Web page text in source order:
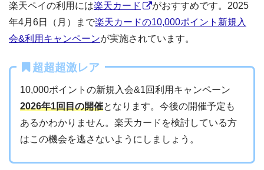
楽天ペイの利用には楽天カード
がおすすめです。2025
年4月6日（月）まで楽天カードの10,000ポイント新規入
会&利用キャンペーンが実施されています。
超超超激レア
10,000ポイントの新規入会&1回利用キャンペーン
2026年1回目の開催となります。今後の開催予定も
あるかわかりません。楽天カードを検討している方
はこの機会を逃さないようにしましょう。